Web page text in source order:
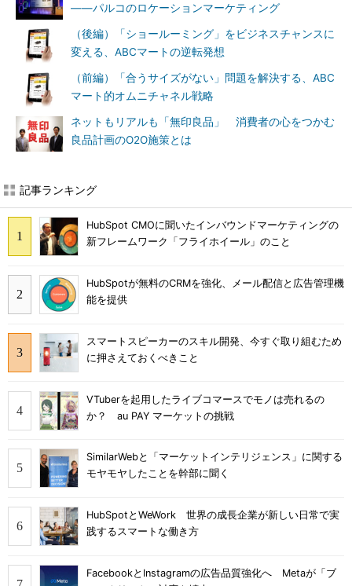
――パルコのロケーションマーケティング
（後編）「ショールーミング」をビジネスチャンスに
変える、ABCマートの逆転発想
（前編）「合うサイズがない」問題を解決する、ABC
マート的オムニチャネル戦略
ネットもリアルも「無印良品」 消費者の心をつかむ
良品計画のO2O施策とは
記事ランキング
HubSpot CMOに聞いたインバウンドマーケティングの
新フレームワーク「フライホイール」のこと
HubSpotが無料のCRMを強化、メール配信と広告管理機
能を提供
スマートスピーカーのスキル開発、今すぐ取り組むため
に押さえておくべきこと
VTuberを起用したライブコマースでモノは売れるの
か？ au PAY マーケットの挑戦
SimilarWebと「マーケットインテリジェンス」に関する
モヤモヤしたことを幹部に聞く
HubSpotとWeWork 世界の成長企業が新しい日常で実
践するスマートな働き方
FacebookとInstagramの広告品質強化へ Metaが「ブ